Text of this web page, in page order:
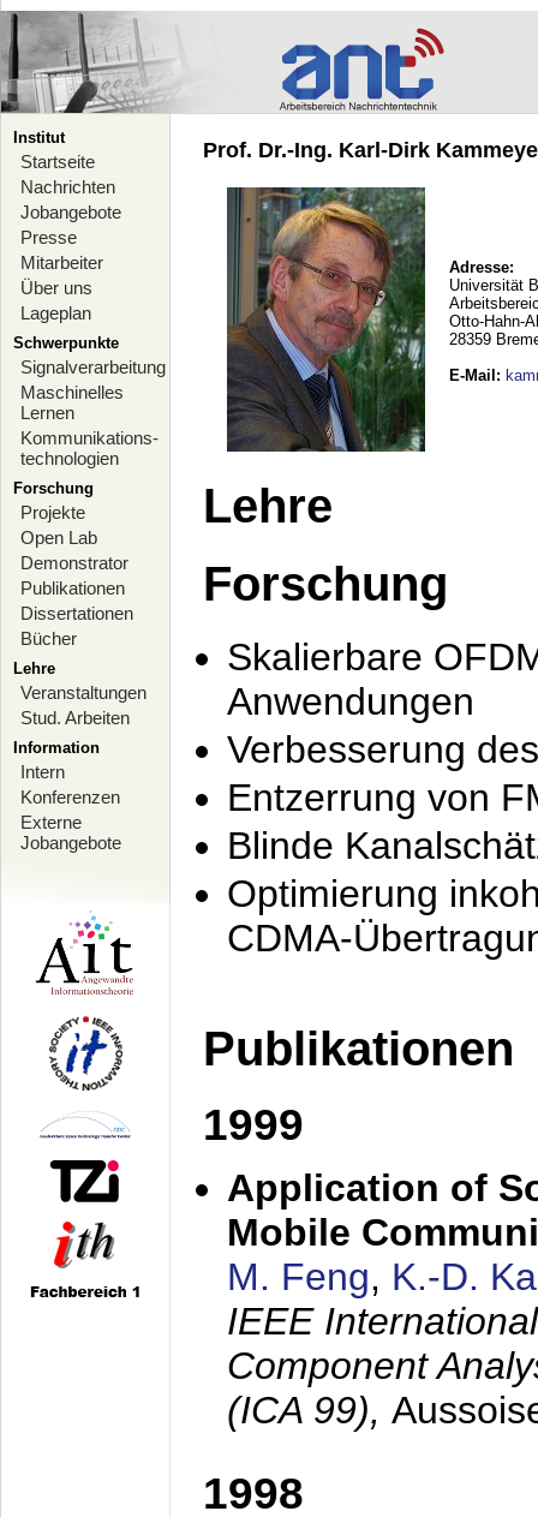
Institut
Startseite
Nachrichten
Jobangebote
Presse
Mitarbeiter
Über uns
Lageplan
Schwerpunkte
Signalverarbeitung
Maschinelles
Lernen
Kommunikations-
technologien
Forschung
Projekte
Open Lab
Demonstrator
Publikationen
Dissertationen
Bücher
Lehre
Veranstaltungen
Stud. Arbeiten
Information
Intern
Konferenzen
Externe
Jobangebote
Prof. Dr.-Ing. Karl-Dirk
Adresse:
Universität
Otto-Hahn-
28359
E-Mail :
Lehre
Forschung
Skalierbare
Anwendungen
Verbesserung
Entzerrung von
Blinde
Optimierung
CDMA-
Publikationen
1999
Application of
Mobile
M. Feng, K.-D.
IEEE
Component
(ICA 99),
1998